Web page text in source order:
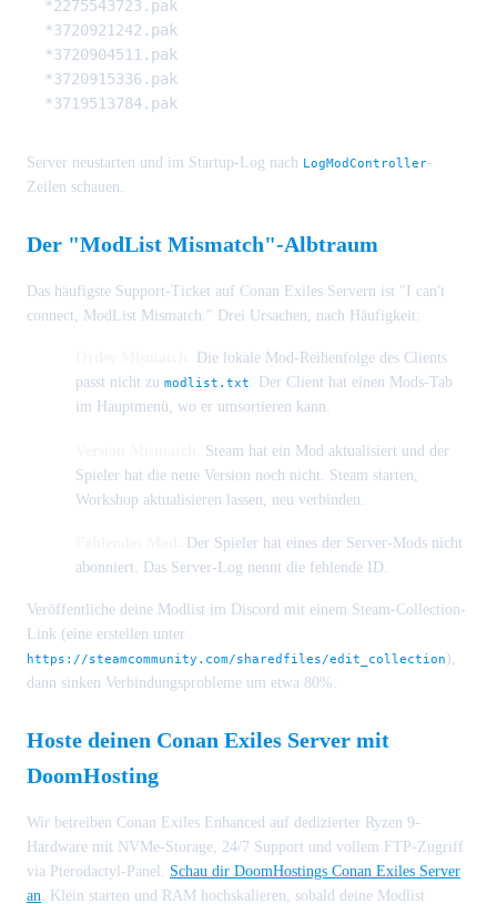
*2275543723.pak
*3720921242.pak
*3720904511.pak
*3720915336.pak
Server neustarten und im Startup-Log nach LogModController-
Zeilen schauen.
Der "ModList Mismatch"-Albtraum
Das häufigste Support-Ticket auf Conan Exiles Servern ist "I can't
connect, ModList Mismatch." Drei Ursachen, nach Häufigkeit:
Die lokale Mod-Reihenfolge des Clients
passt nicht zu modlist.txt. Der Client hat einen Mods-Tab
im Hauptmenü, wo er umsortieren kann.
Steam hat ein Mod aktualisiert und der
Spieler hat die neue Version noch nicht. Steam starten,
Workshop aktualisieren lassen, neu verbinden.
Der Spieler hat eines der Server-Mods nicht
abonniert. Das Server-Log nennt die fehlende ID.
Veröffentliche deine Modlist im Discord mit einem Steam-Collection-
Link (eine erstellen unter
https://steamcommunity.com/sharedfiles/edit_collection),
dann sinken Verbindungsprobleme um etwa 80%.
Hoste deinen Conan Exiles Server mit
DoomHosting
Wir betreiben Conan Exiles Enhanced auf dedizierter Ryzen 9-
Hardware mit NVMe-Storage, 24/7 Support und vollem FTP-Zugriff
via Pterodactyl-Panel. Schau dir DoomHostings Conan Exiles Server
an. Klein starten und RAM hochskalieren, sobald deine Modlist